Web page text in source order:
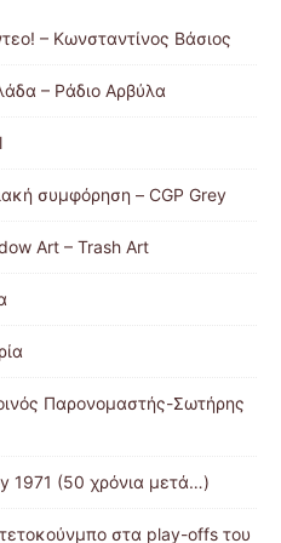
– Κωνσταντίνος Βάσιος
– Ράδιο Αρβύλα
συμφόρηση – CGP Grey
Art – Trash Art
Παρονομαστής-Σωτήρης
1971 (50 χρόνια μετά…)
στα play-offs του